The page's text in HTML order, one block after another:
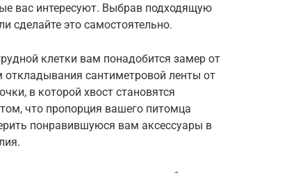
вас интересуют. Выбрав подходящую
сделайте это самостоятельно.
клетки вам понадобится замер от
откладывания сантиметровой ленты от
в которой хвост становятся
что пропорция вашего питомца
понравившуюся вам аксессуары в